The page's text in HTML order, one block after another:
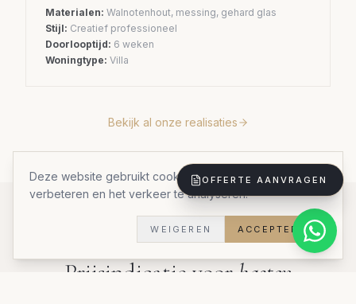
OFFERTE AANVRAGEN
Deze website gebruikt cookies om uw ervaring te
verbeteren en het verkeer te analyseren.
WEIGEREN ACCEPTEREN
Materialen: Walnotenhout, messing, gehard glas
Stijl: Creatief professioneel
Doorlooptijd: 6 weken
Woningtype: Villa
Bekijk al onze realisaties
INVESTERING
Prijsindicatie voorkasten